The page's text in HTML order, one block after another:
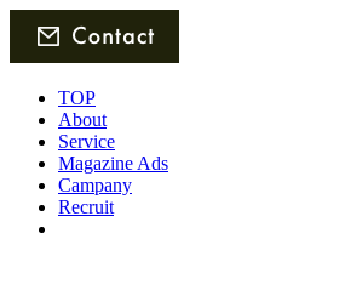
TOP
About
Service
Magazine Ads
Campany
Recruit